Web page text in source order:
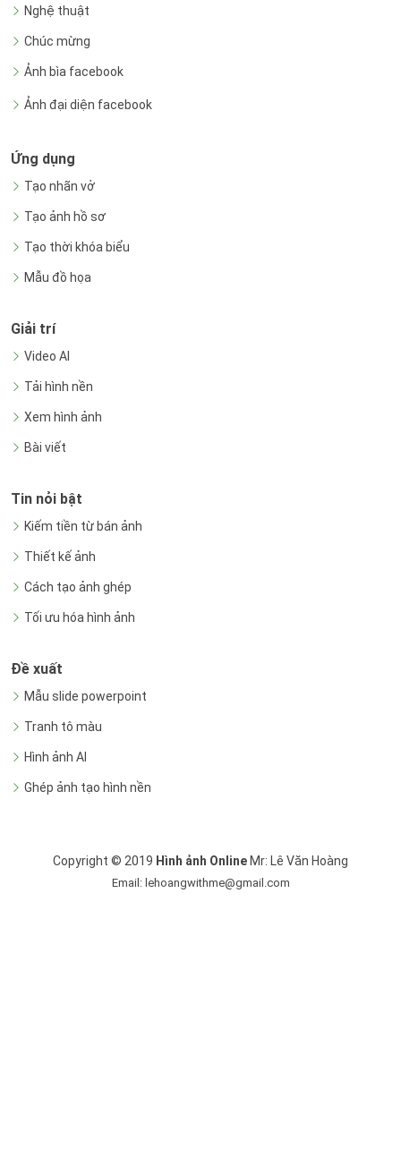
Nghệ thuật
Chúc mừng
Ảnh bìa facebook
Ảnh đại diện facebook
Ứng dụng
Tạo nhãn vở
Tạo ảnh hồ sơ
Tạo thời khóa biểu
Mẫu đồ họa
Giải trí
Video AI
Tải hình nền
Xem hình ảnh
Bài viết
Tin nỏi bật
Kiếm tiền từ bán ảnh
Thiết kế ảnh
Cách tạo ảnh ghép
Tối ưu hóa hình ảnh
Đề xuất
Mẫu slide powerpoint
Tranh tô màu
Hình ảnh AI
Ghép ảnh tạo hình nền
Copyright © 2019 Hình ảnh Online Mr: Lê Văn Hoàng
Email: lehoangwithme@gmail.com